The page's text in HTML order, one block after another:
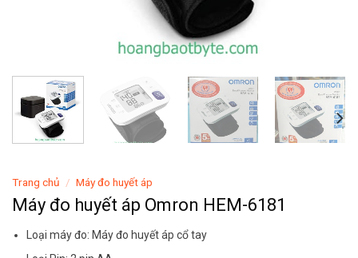
Trang chủ / Máy đo huyết áp
Máy đo huyết áp Omron HEM-6181
Loại máy đo: Máy đo huyết áp cổ tay